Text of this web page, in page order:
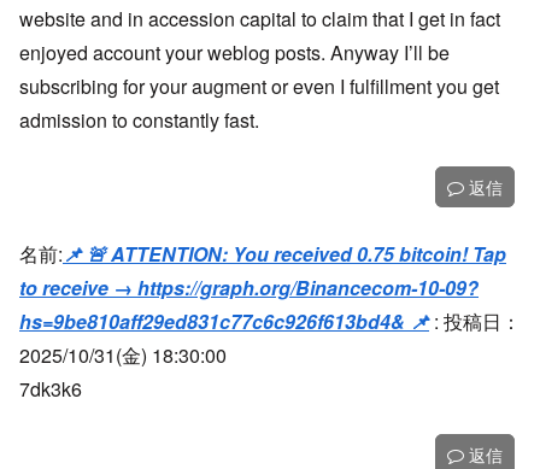
website and in accession capital to claim that I get in fact
enjoyed account your weblog posts. Anyway I’ll be
subscribing for your augment or even I fulfillment you get
admission to constantly fast.
返信
名前:📌 🚨 ATTENTION: You received 0.75 bitcoin! Tap
to receive → https://graph.org/Binancecom-10-09?
hs=9be810aff29ed831c77c6c926f613bd4& 📌: 投稿日：
2025/10/31(金) 18:30:00
7dk3k6
返信